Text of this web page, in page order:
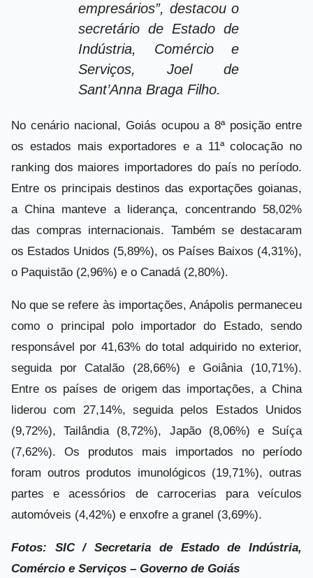
empresários”, destacou o
secretário de Estado de
Indústria, Comércio e
Serviços, Joel de
Sant’Anna Braga Filho.
No cenário nacional, Goiás ocupou a 8ª posição entre
os estados mais exportadores e a 11ª colocação no
ranking dos maiores importadores do país no período.
Entre os principais destinos das exportações goianas,
a China manteve a liderança, concentrando 58,02%
das compras internacionais. Também se destacaram
os Estados Unidos (5,89%), os Países Baixos (4,31%),
o Paquistão (2,96%) e o Canadá (2,80%).
No que se refere às importações, Anápolis permaneceu
como o principal polo importador do Estado, sendo
responsável por 41,63% do total adquirido no exterior,
seguida por Catalão (28,66%) e Goiânia (10,71%).
Entre os países de origem das importações, a China
liderou com 27,14%, seguida pelos Estados Unidos
(9,72%), Tailândia (8,72%), Japão (8,06%) e Suíça
(7,62%). Os produtos mais importados no período
foram outros produtos imunológicos (19,71%), outras
partes e acessórios de carrocerias para veículos
automóveis (4,42%) e enxofre a granel (3,69%).
Fotos: SIC / Secretaria de Estado de Indústria,
Comércio e Serviços – Governo de Goiás